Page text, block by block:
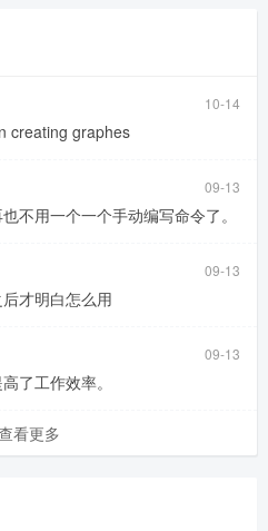
10-14
creating graphes
09-13
不用一个一个手动编写命令了。
09-13
才明白怎么用
09-13
了工作效率。
看更多